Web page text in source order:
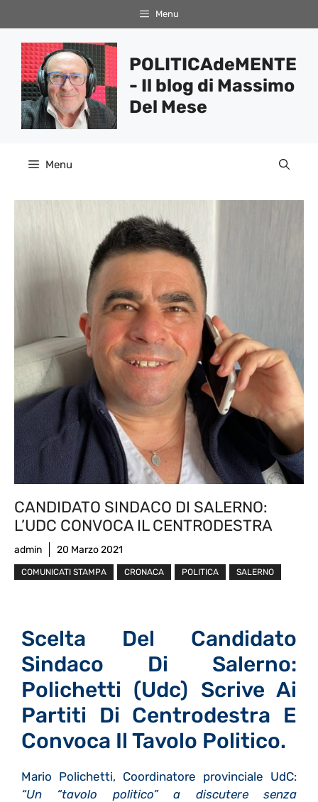
al
contenuto
Menu
POLITICAdeMENTE
- Il blog di Massimo
Del Mese
Menu
CANDIDATO SINDACO DI SALERNO:
L’UDC CONVOCA IL CENTRODESTRA
admin 20 Marzo 2021
COMUNICATI STAMPA CRONACA POLITICA SALERNO
Scelta Del Candidato
Sindaco Di Salerno:
Polichetti (Udc) Scrive Ai
Partiti Di Centrodestra E
Convoca Il Tavolo Politico.
Mario Polichetti, Coordinatore provinciale UdC:
“Un “tavolo politico” a discutere senza